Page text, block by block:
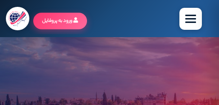
منو ورود به پروفایل